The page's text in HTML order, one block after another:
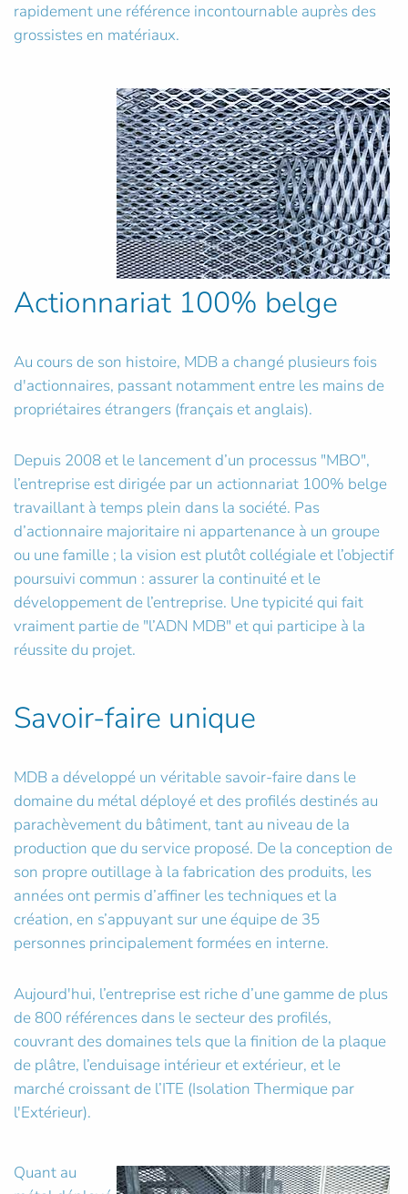
rapidement une référence incontournable auprès des
grossistes en matériaux.
Actionnariat 100% belge
Au cours de son histoire, MDB a changé plusieurs fois
d'actionnaires, passant notamment entre les mains de
propriétaires étrangers (français et anglais).
Depuis 2008 et le lancement d’un processus "MBO",
l’entreprise est dirigée par un actionnariat 100% belge
travaillant à temps plein dans la société. Pas
d’actionnaire majoritaire ni appartenance à un groupe
ou une famille ; la vision est plutôt collégiale et l’objectif
poursuivi commun : assurer la continuité et le
développement de l’entreprise. Une typicité qui fait
vraiment partie de "l’ADN MDB" et qui participe à la
réussite du projet.
Savoir-faire unique
MDB a développé un véritable savoir-faire dans le
domaine du métal déployé et des profilés destinés au
parachèvement du bâtiment, tant au niveau de la
production que du service proposé. De la conception de
son propre outillage à la fabrication des produits, les
années ont permis d’affiner les techniques et la
création, en s’appuyant sur une équipe de 35
personnes principalement formées en interne.
Aujourd'hui, l’entreprise est riche d’une gamme de plus
de 800 références dans le secteur des profilés,
couvrant des domaines tels que la finition de la plaque
de plâtre, l’enduisage intérieur et extérieur, et le
marché croissant de l’ITE (Isolation Thermique par
l'Extérieur).
Quant au